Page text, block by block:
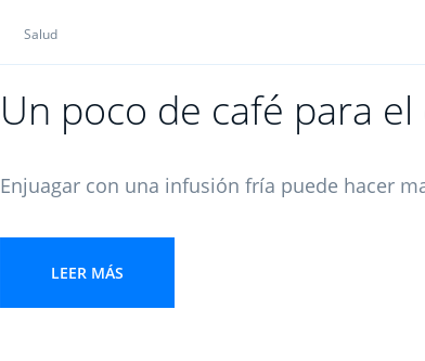
Salud
Un poco de café para
Enjuagar con una infusión fría puede hacer
LEER MÁS